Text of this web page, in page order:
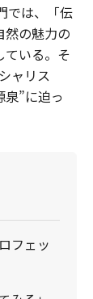
では、「伝
然の魅力の
ている。そ
ャリス
泉”に迫っ
フェッ